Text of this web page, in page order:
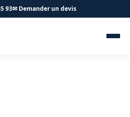
93✉ Demander un devis